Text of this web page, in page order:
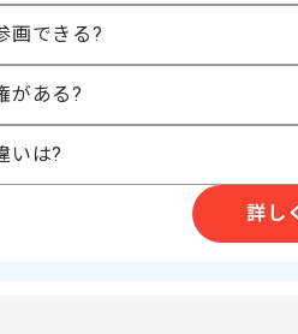
アプリ運用経験3年以上
迎スキル
CakePHPを用いた開発経験
OSに最適化されたアプリケーション
アプリのパフォーマンス改善経験
オープンソースのライブラリなどを使
・リアルタイム通信によるマルチプレ
・UnityのNative Plugin開発経験
画できる?
がある?
いは?
詳し